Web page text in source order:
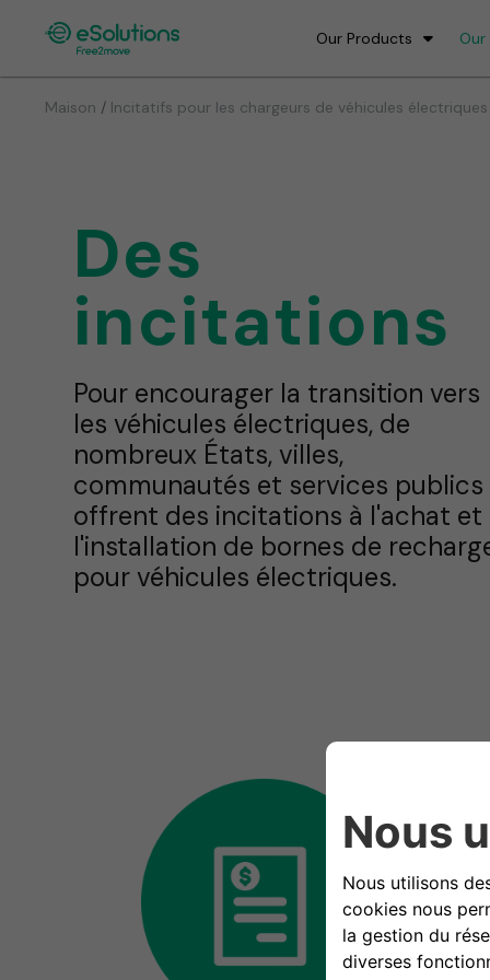
Our Products Our
Maison / Incitatifs pour les chargeurs de véhicules électriques
Des
incitations
Pour encourager la transition vers
les véhicules électriques, de
nombreux États, villes,
communautés et services publics
offrent des incitations à l'achat et
l'installation de bornes de
pour véhicules électriques.